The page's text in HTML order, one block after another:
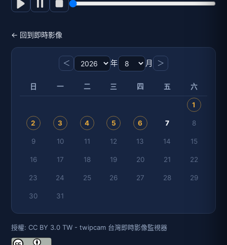
← 回到即時影像
＜ 年 月 ＞
日 一 二 三 四 五 六
1
2 3 4 5 6 7 8
9 10 11 12 13 14 15
16 17 18 19 20 21 22
23 24 25 26 27 28 29
30 31
授權: CC BY 3.0 TW - twipcam 台灣即時影像監視器